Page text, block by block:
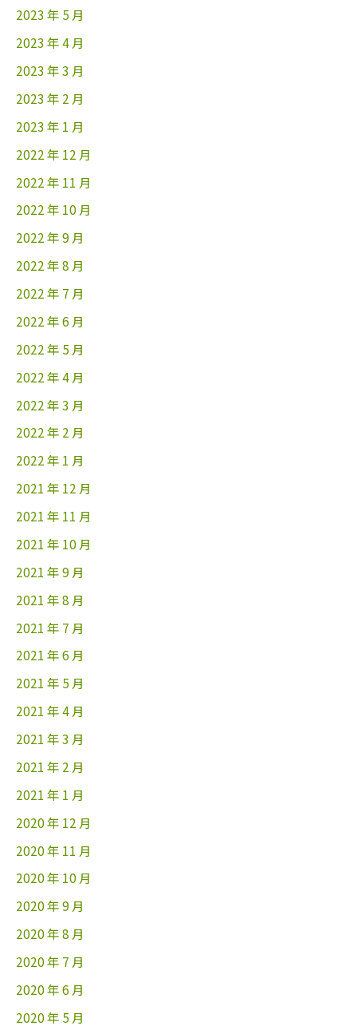
2023 年 5 月
2023 年 4 月
2023 年 3 月
2023 年 2 月
2023 年 1 月
2022 年 12 月
2022 年 11 月
2022 年 10 月
2022 年 9 月
2022 年 8 月
2022 年 7 月
2022 年 6 月
2022 年 5 月
2022 年 4 月
2022 年 3 月
2022 年 2 月
2022 年 1 月
2021 年 12 月
2021 年 11 月
2021 年 10 月
2021 年 9 月
2021 年 8 月
2021 年 7 月
2021 年 6 月
2021 年 5 月
2021 年 4 月
2021 年 3 月
2021 年 2 月
2021 年 1 月
2020 年 12 月
2020 年 11 月
2020 年 10 月
2020 年 9 月
2020 年 8 月
2020 年 7 月
2020 年 6 月
2020 年 5 月